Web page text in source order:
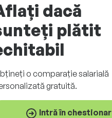
dacă
plătit
o comparație salarială
gratuită.
Intră în chestionar